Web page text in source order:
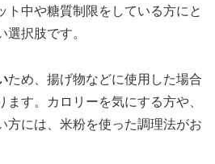
ト中や糖質制限をしている方にと
選択肢です。
ため、揚げ物などに使用した場合
ます。カロリーを気にする方や、
方には、米粉を使った調理法がお